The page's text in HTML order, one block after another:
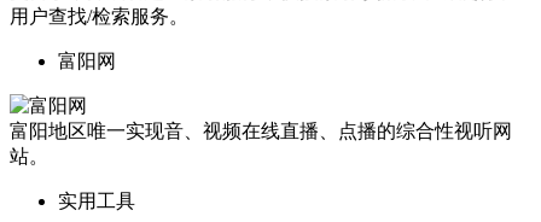
用户查找/检索服务。
富阳网
富阳地区唯一实现音、视频在线直播、点播的综合性视听网
站。
实用工具